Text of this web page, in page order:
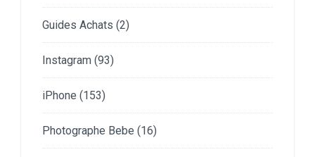
Guides Achats (2)
Instagram (93)
iPhone (153)
Photographe Bebe (16)